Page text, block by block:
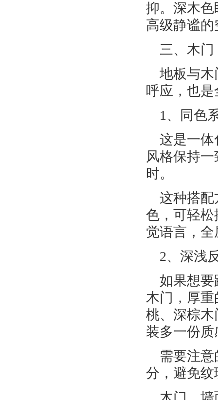
抑。深木
高级静谧
三、木
地板与木
呼应，也
1、同色
这是一体
风格保持
时。
这种搭配
色，可轻
觉语言，
2、深浅
如果想要
木门，厚
桃、深棕
装多一份质
需要注
分，避免